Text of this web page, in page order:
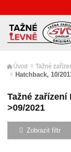
Úvod Tažné
Hatchback, 10/
Tažné zařízení
>09/2021
Zobrazit filtr